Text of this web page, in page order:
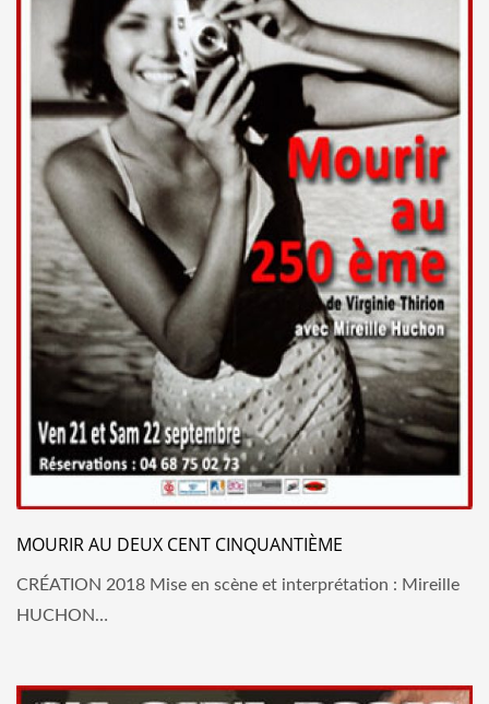
MOURIR AU DEUX CENT CINQUANTIÈME
CRÉATION 2018 Mise en scène et interprétation : Mireille
HUCHON…